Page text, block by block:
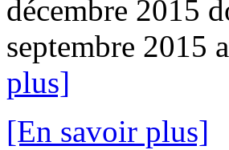
décembre 2015
septembre 2015
plus]
[En savoir plus]